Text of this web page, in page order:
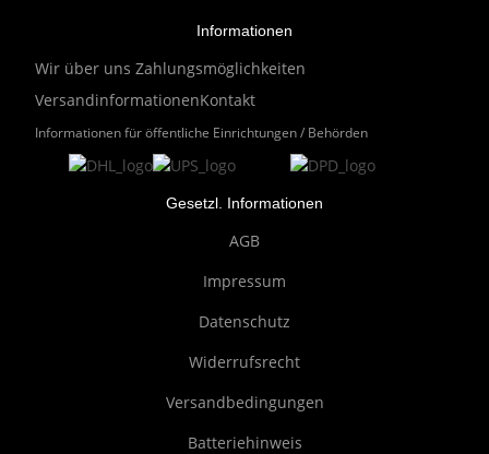
Informationen
Wir über uns Zahlungsmöglichkeiten
VersandinformationenKontakt
Informationen für öffentliche Einrichtungen / Behörden
Gesetzl. Informationen
AGB
Impressum
Datenschutz
Widerrufsrecht
Versandbedingungen
Batteriehinweis